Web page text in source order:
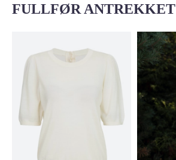
FULLFØR ANTREKKET